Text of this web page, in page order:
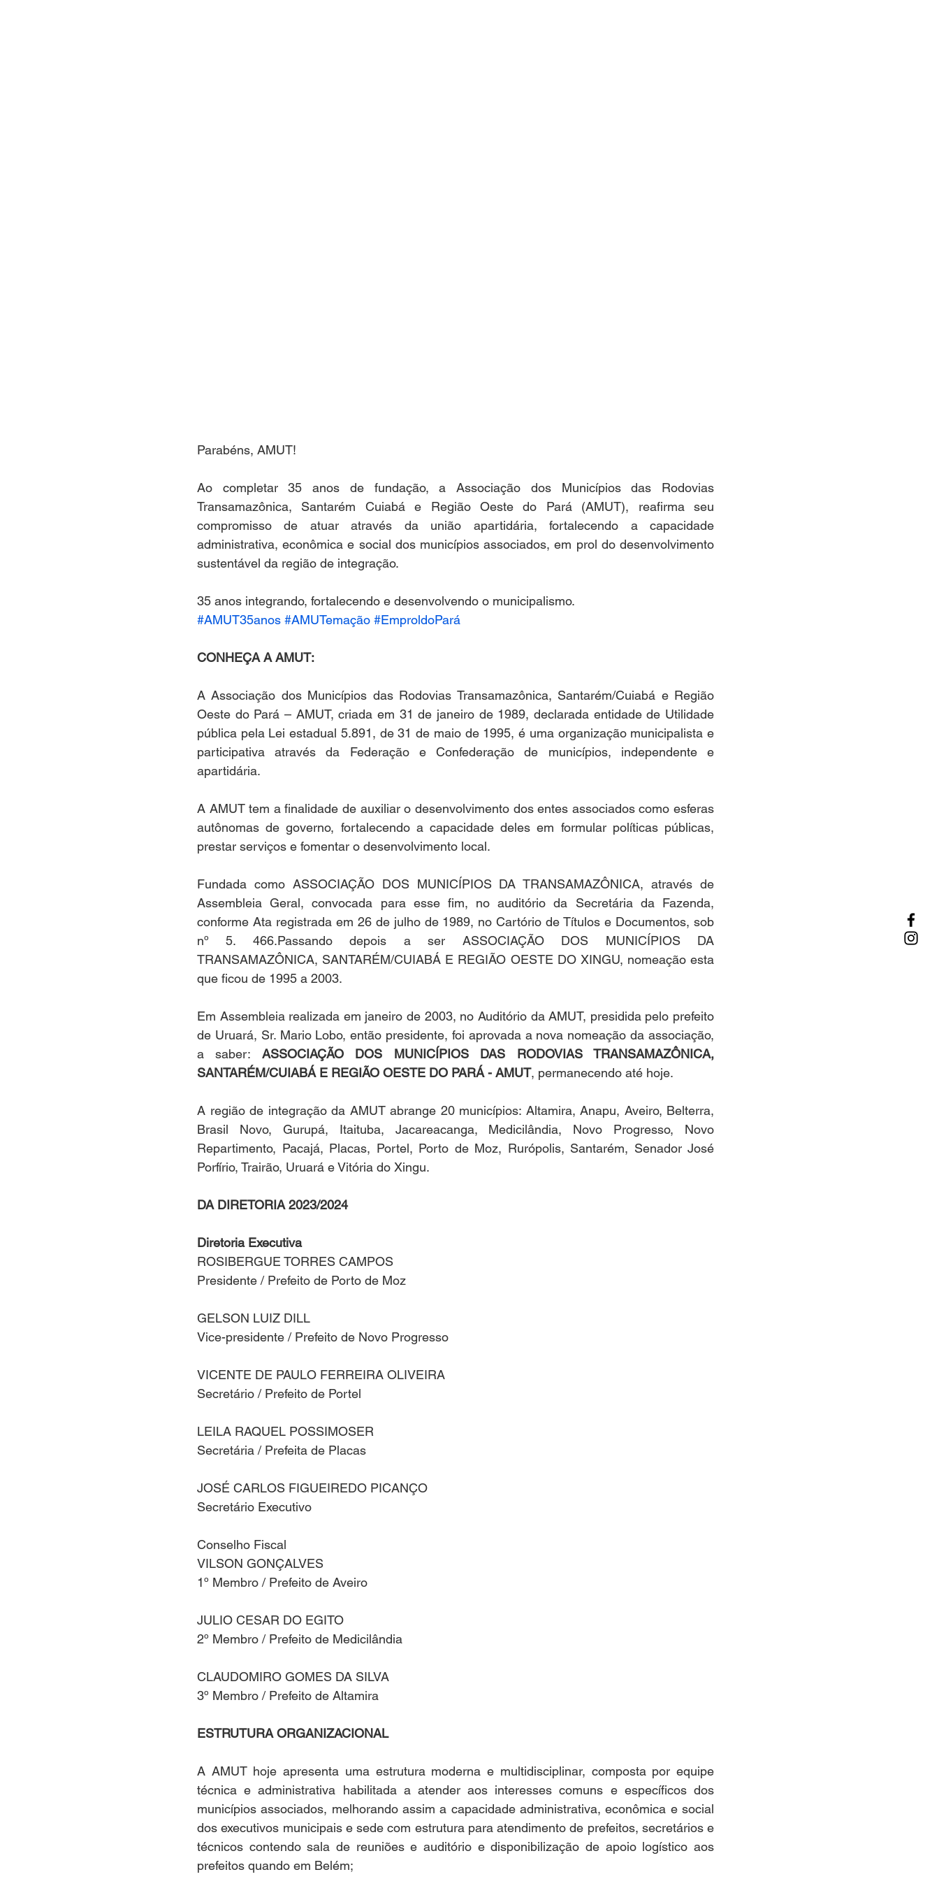
Parabéns, AMUT!
Ao completar 35 anos de fundação, a Associação dos Municípios das Rodovias
Transamazônica, Santarém Cuiabá e Região Oeste do Pará (AMUT), reafirma seu
compromisso de atuar através da união apartidária, fortalecendo a capacidade
administrativa, econômica e social dos municípios associados, em prol do desenvolvimento
sustentável da região de integração.
35 anos integrando, fortalecendo e desenvolvendo o municipalismo.
#AMUT35anos #AMUTemação #EmproldoPará
CONHEÇA A AMUT:
A Associação dos Municípios das Rodovias Transamazônica, Santarém/Cuiabá e Região
Oeste do Pará – AMUT, criada em 31 de janeiro de 1989, declarada entidade de Utilidade
pública pela Lei estadual 5.891, de 31 de maio de 1995, é uma organização municipalista e
participativa através da Federação e Confederação de municípios, independente e
apartidária.
A AMUT tem a finalidade de auxiliar o desenvolvimento dos entes associados como esferas
autônomas de governo, fortalecendo a capacidade deles em formular políticas públicas,
prestar serviços e fomentar o desenvolvimento local.
​Fundada como ASSOCIAÇÃO DOS MUNICÍPIOS DA TRANSAMAZÔNICA, através de
Assembleia Geral, convocada para esse fim, no auditório da Secretária da Fazenda,
conforme Ata registrada em 26 de julho de 1989, no Cartório de Títulos e Documentos, sob
nº 5. 466.Passando depois a ser ASSOCIAÇÃO DOS MUNICÍPIOS DA
TRANSAMAZÔNICA, SANTARÉM/CUIABÁ E REGIÃO OESTE DO XINGU, nomeação esta
que ficou de 1995 a 2003.
Em Assembleia realizada em janeiro de 2003, no Auditório da AMUT, presidida pelo prefeito
de Uruará, Sr. Mario Lobo, então presidente, foi aprovada a nova nomeação da associação,
a saber: ASSOCIAÇÃO DOS MUNICÍPIOS DAS RODOVIAS TRANSAMAZÔNICA,
SANTARÉM/CUIABÁ E REGIÃO OESTE DO PARÁ - AMUT, permanecendo até hoje.
A região de integração da AMUT abrange 20 municípios: Altamira, Anapu, Aveiro, Belterra,
Brasil Novo, Gurupá, Itaituba, Jacareacanga, Medicilândia, Novo Progresso, Novo
Repartimento, Pacajá, Placas, Portel, Porto de Moz, Rurópolis, Santarém, Senador José
Porfírio, Trairão, Uruará e Vitória do Xingu.
DA DIRETORIA 2023/2024
Diretoria Executiva
ROSIBERGUE TORRES CAMPOS
Presidente / Prefeito de Porto de Moz
GELSON LUIZ DILL
Vice-presidente / Prefeito de Novo Progresso
VICENTE DE PAULO FERREIRA OLIVEIRA
Secretário / Prefeito de Portel
LEILA RAQUEL POSSIMOSER
Secretária / Prefeita de Placas
JOSÉ CARLOS FIGUEIREDO PICANÇO
Secretário Executivo
Conselho Fiscal
VILSON GONÇALVES
1º Membro / Prefeito de Aveiro
JULIO CESAR DO EGITO
2º Membro / Prefeito de Medicilândia
CLAUDOMIRO GOMES DA SILVA
3º Membro / Prefeito de Altamira
ESTRUTURA ORGANIZACIONAL
A AMUT hoje apresenta uma estrutura moderna e multidisciplinar, composta por equipe
técnica e administrativa habilitada a atender aos interesses comuns e específicos dos
municípios associados, melhorando assim a capacidade administrativa, econômica e social
dos executivos municipais e sede com estrutura para atendimento de prefeitos, secretários e
técnicos contendo sala de reuniões e auditório e disponibilização de apoio logístico aos
prefeitos quando em Belém;